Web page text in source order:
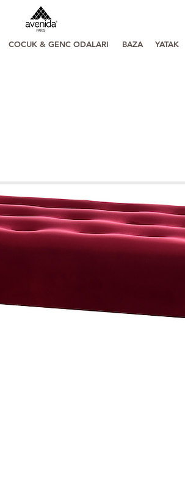
COCUK & GENC ODALARI BAZA YATAK